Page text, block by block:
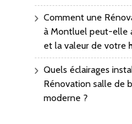
Comment une
à Montluel peut-elle
et la valeur de votre
Quels éclairages
Rénovation salle de
moderne ?